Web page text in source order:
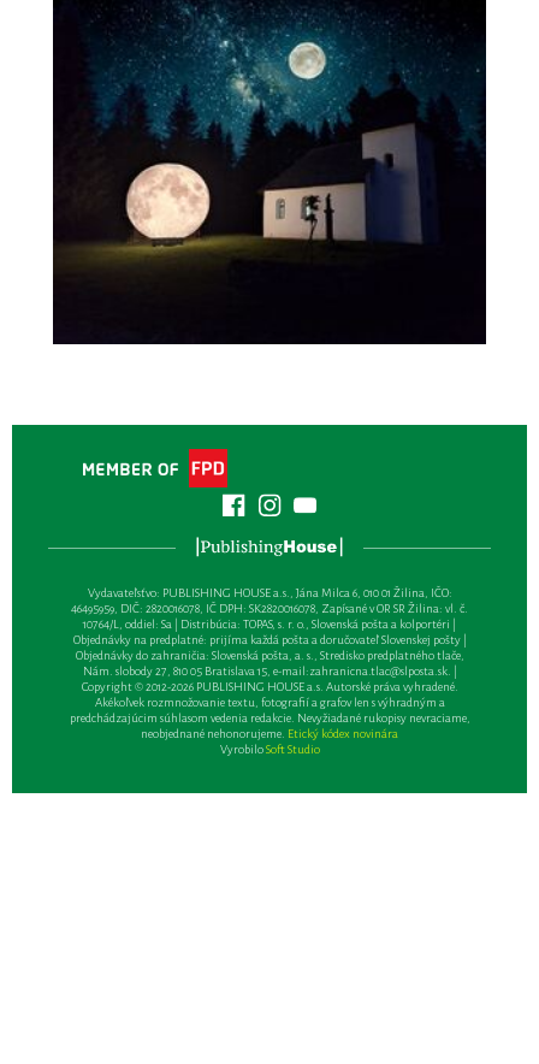
Vydavateľsťvo: PUBLISHING HOUSE a.s., Jána Milca 6, 010 01 Žilina, IČO:
46495959, DIČ: 2820016078, IČ DPH: SK2820016078, Zapísané v OR SR Žilina: vl. č.
10764/L, oddiel: Sa | Distribúcia: TOPAS, s. r. o., Slovenská pošta a kolportéri |
Objednávky na predplatné: prijíma každá pošta a doručovateľ Slovenskej pošty |
Objednávky do zahraničia: Slovenská pošta, a. s., Stredisko predplatného tlače,
Nám. slobody 27, 810 05 Bratislava 15, e-mail:zahranicna.tlac@slposta.sk. |
Copyright © 2012-2026 PUBLISHING HOUSE a.s. Autorské práva vyhradené.
Akékoľvek rozmnožovanie textu, fotografií a grafov len s výhradným a
predchádzajúcim súhlasom vedenia redakcie. Nevyžiadané rukopisy nevraciame,
neobjednané nehonorujeme. Etický kódex novinára
VyrobiloSoft Studio